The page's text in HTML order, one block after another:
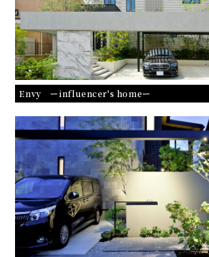
Envy ーinfluencer's homeー